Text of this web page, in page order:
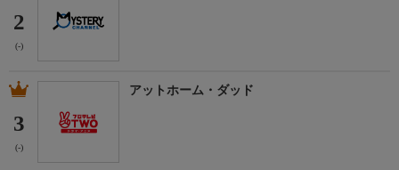
2
(-)
3
(-)
アットホーム・ダッド